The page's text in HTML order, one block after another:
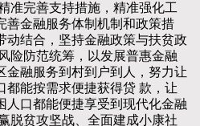
准完善支持措施，精准强化工
善金融服务体制机制和政策措
动结合，坚持金融政策与扶贫政
险防范统筹，以发展普惠金融
金融服务到村到户到人，努力让
都能按需求便捷获得贷 款，让
人口都能便捷享受到现代化金融
脱贫攻坚战、全面建成小康社